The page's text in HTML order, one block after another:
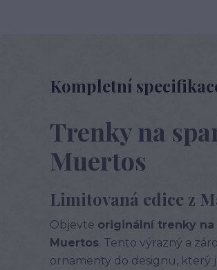
Kompletní
Trenky na
Muertos
Limitovaná edice z
Objevte originální trenky
Muertos. Tento výrazný a
ornamenty do designu, který